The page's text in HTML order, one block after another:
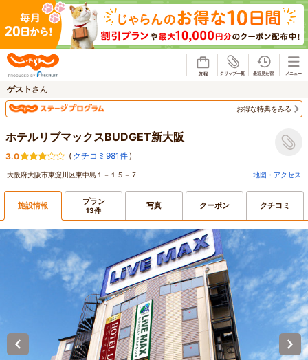
ゲスト さん
お得な特典をみる
ホテルリブマックスBUDGET新大阪
3.0 ( クチコミ981件)
大阪府大阪市東淀川区東中島１－１５－７ 地図・アクセス
施設情報 プラン
13件 写真 クーポン クチコミ